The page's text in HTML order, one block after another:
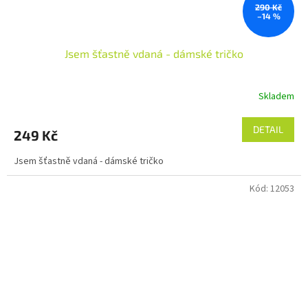
290 Kč
–14 %
Jsem šťastně vdaná - dámské tričko
Skladem
249 Kč DETAIL
Jsem šťastně vdaná - dámské tričko
Kód: 12053